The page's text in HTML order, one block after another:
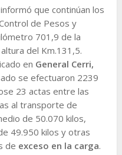
informó que continúan los
de Pesos y
701,9 de la
altura del Km.131,5.
en General Cerri,
se efectuaron 2239
23 actas entre las
al transporte de
de 50.070 kilos,
49.950 kilos y otras
de exceso en la carga.